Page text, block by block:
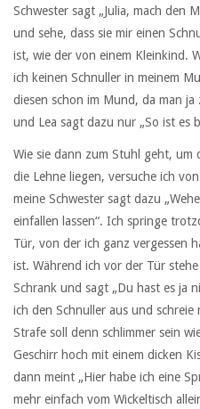
Schwester sagt „Julia, mach den
und sehe, dass sie mir einen
ist, wie der von einem Kleinkind.
ich keinen Schnuller in meinem
diesen schon im Mund, da man
und Lea sagt dazu nur „So ist es
Wie sie dann zum Stuhl geht,
die Lehne liegen, versuche ich
meine Schwester sagt dazu
einfallen lassen“. Ich springe
Tür, von der ich ganz vergessen
ist. Während ich vor der Tür
Schrank und sagt „Du hast es ja
ich den Schnuller aus und schreie
Strafe soll denn schlimmer sein
Geschirr hoch mit einem dicken
dann meint „Hier habe ich eine
mehr einfach vom Wickeltisch